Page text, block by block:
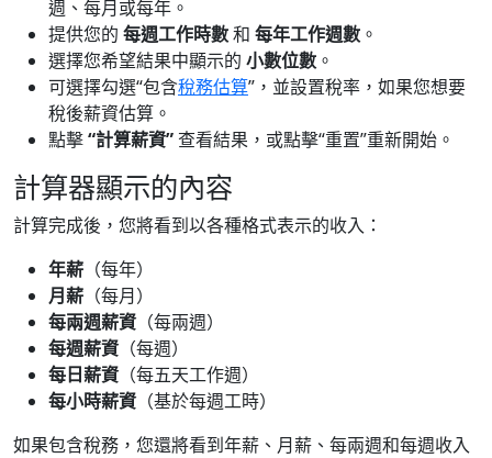
週、每月或每年。
提供您的 每週工作時數和 每年工作週數 。
選擇您希望結果中顯示的 小數位數 。
可選擇勾選“包含稅務估算”，並設置稅率，如果您想要
稅後薪資估算。
點擊“計算薪資” 查看結果，或點擊“重置”重新開始。
計算器顯示的內容
計算完成後，您將看到以各種格式表示的收入：
年薪 （每年）
月薪 （每月）
每兩週薪資（每兩週）
每週薪資（每週）
每日薪資（每五天工作週）
每小時薪資（基於每週工時）
如果包含稅務，您還將看到年薪、月薪、每兩週和每週收入